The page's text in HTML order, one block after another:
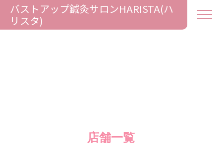
バストアップ鍼灸サロンHARISTA(ハ
リスタ)
店舗一覧